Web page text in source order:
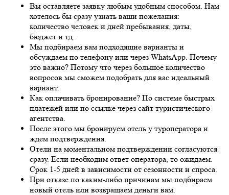
Вы оставляете заявку любым удобным способом. Нам
хотелось бы сразу узнать ваши пожелания:
количество человек и дней пребывания, даты,
бюджет и тд.
Мы подбираем вам подходящие варианты и
обсуждаем по телефону или через WhatsApp. Почему
это важно? Потому что через большое количество
вопросов мы сможем подобрать для вас идеальный
вариант.
Как оплачивать бронирование? По системе быстрых
платежей или по ссылке через сайт туристического
агентства.
После этого мы бронируем отель у туроператора и
ждем подтверждения.
Отели на моментальном подтверждении согласуются
сразу. Если необходим ответ оператора, то ожидаем.
Срок 1-5 дней в зависимости от сезонности и спроса.
При отказе по каким-либо причинам мы подбираем
новый отель или возвращаем деньги вам.